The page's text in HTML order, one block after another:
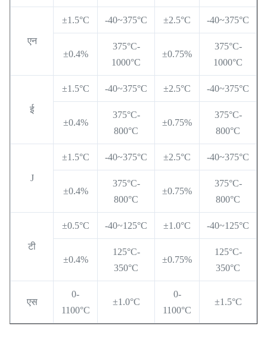
एन
±1.5°C -40~375°C ±2.5°C -40~375°C
±0.4%
375°C-
1000°C
±0.75%
375°C-
1000°C
ई
±1.5°C -40~375°C ±2.5°C -40~375°C
±0.4%
375°C-
800°C
±0.75%
375°C-
800°C
J
±1.5°C -40~375°C ±2.5°C -40~375°C
±0.4%
375°C-
800°C
±0.75%
375°C-
800°C
टी
±0.5°C -40~125°C ±1.0°C -40~125°C
±0.4%
125°C-
350°C
±0.75%
125°C-
350°C
एस
0-
1100°C
±1.0°C
0-
1100°C
±1.5°C